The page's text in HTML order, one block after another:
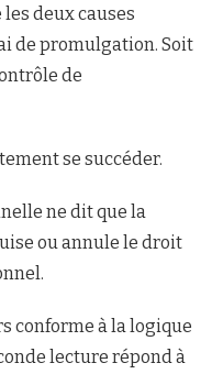
deux causes
de promulgation. Soit
de
se succéder.
ne dit que la
ou annule le droit
conforme à la logique
lecture répond à